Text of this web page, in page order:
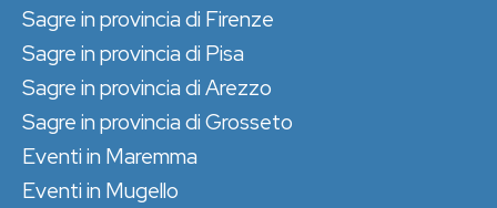
Sagre in provincia di Firenze
Sagre in provincia di Pisa
Sagre in provincia di Arezzo
Sagre in provincia di Grosseto
Eventi in Maremma
Eventi in Mugello